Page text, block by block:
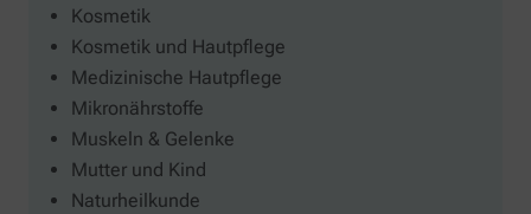
Kosmetik
Kosmetik und Hautpflege
Medizinische Hautpflege
Mikronährstoffe
Muskeln & Gelenke
Mutter und Kind
Naturheilkunde